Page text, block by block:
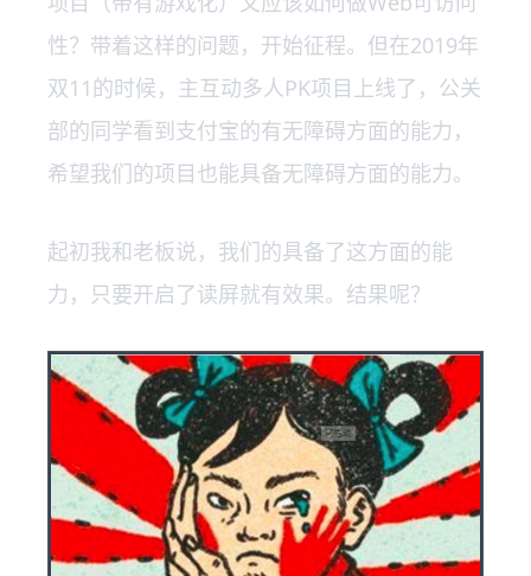
性？带着这样的问题，开始征程。但在2019年
双11的时候，主互动多人PK项目上线了，公关
部的同学看到支付宝的有无障碍方面的能力，
希望我们的项目也能具备无障碍方面的能力。
起初我和老板说，我们的具备了这方面的能
力，只要开启了读屏就有效果。结果呢？